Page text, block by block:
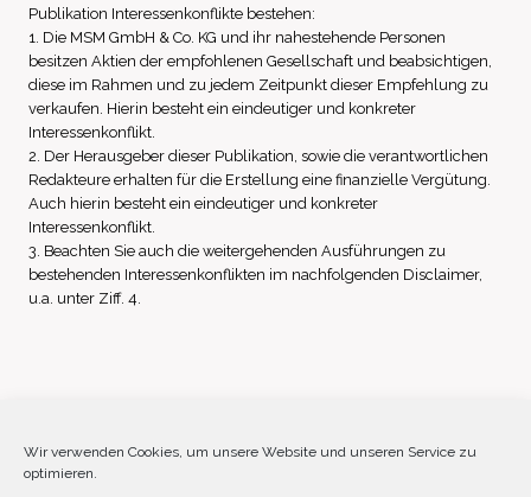
Wir verwenden Cookies, um unsere Website und unseren Service zu
optimieren.
Publikation Interessenkonflikte bestehen:
1. Die MSM GmbH & Co. KG und ihr nahestehende Personen
besitzen Aktien der empfohlenen Gesellschaft und beabsichtigen,
diese im Rahmen und zu jedem Zeitpunkt dieser Empfehlung zu
verkaufen. Hierin besteht ein eindeutiger und konkreter
Interessenkonflikt.
2. Der Herausgeber dieser Publikation, sowie die verantwortlichen
Redakteure erhalten für die Erstellung eine finanzielle Vergütung.
Auch hierin besteht ein eindeutiger und konkreter
Interessenkonflikt.
3. Beachten Sie auch die weitergehenden Ausführungen zu
bestehenden Interessenkonflikten im nachfolgenden Disclaimer,
u.a. unter Ziff. 4.
Impressum Datenschutz
Disclaimer